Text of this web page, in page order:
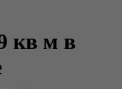
кв м в